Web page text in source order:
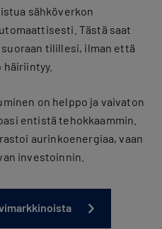
sähköverkon
Tästä saat
tilillesi, ilman että
on helppo ja vaivaton
entistä tehokkaammin.
aurinkoenergiaa, vaan
investoinnin.